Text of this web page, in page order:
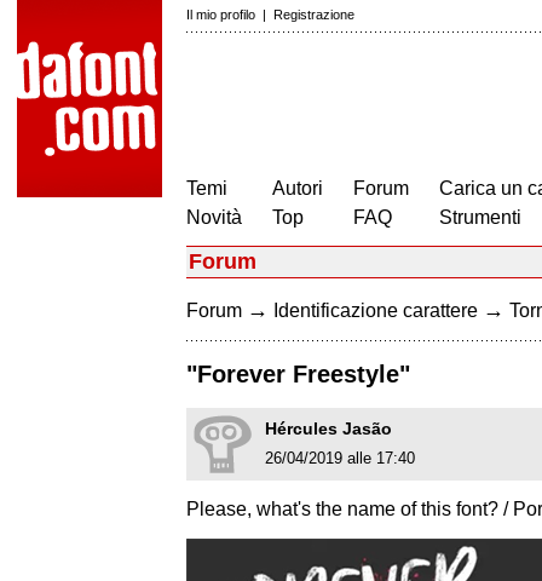
Il mio profilo | Registrazione
Temi
Novità
Autori
Top
Forum
FAQ
Carica un
Strumenti
Forum
Forum → Identificazione carattere →
"Forever Freestyle"
Hércules Jasão
26/04/2019 alle 17:40
Please, what's the name of this font? /